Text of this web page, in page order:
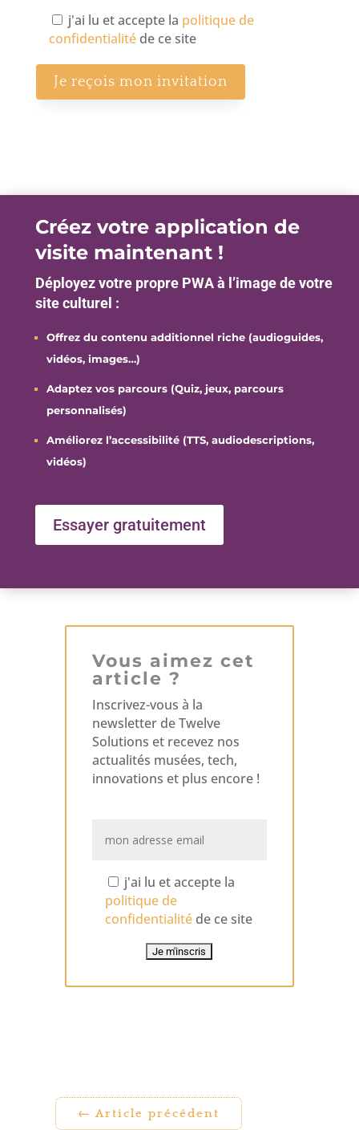
j'ai lu et accepte la politique de
confidentialitéde ce site
Créez votre application de
visite maintenant !
Déployez votre propre PWA à l’image de votre
site culturel :
Offrez du contenu additionnel riche (audioguides,
vidéos, images…)
Adaptez vos parcours (Quiz, jeux, parcours
personnalisés)
Améliorez l’accessibilité (TTS, audiodescriptions,
vidéos)
Essayer gratuitement
Vous aimez cet
article ?
Inscrivez-vous à la
newsletter de Twelve
Solutions et recevez nos
actualités musées, tech,
innovations et plus encore !
j'ai lu et accepte la
politique de
confidentialitéde ce site
←Article précédent